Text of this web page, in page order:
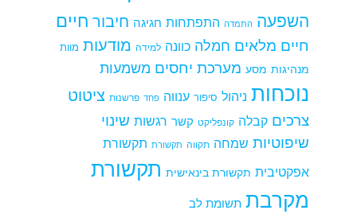
השפעה התמדה התפתחות חגיגה חיבור חיים
חיים מלאים חמלה כוונה למידה מודעות מוות
מנהיגות מסע מערכת יחסים משמעות
נוכחות ניהול סיפור ענווה פחד פרשנות ציטוט
צרכים קבלה קונפליקט קשר רגשות שינוי
שיפוטיות שמחה תקווה תקשורת תקשורת
אפקטיבית תקשורת בינאישית תקשורת
מקרבת תשומת לב